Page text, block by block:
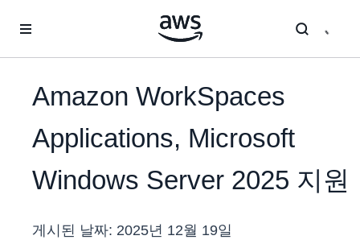
Amazon WorkSpaces
Applications, Microsoft
Windows Server 2025 지원
게시된 날짜: 2025년 12월 19일